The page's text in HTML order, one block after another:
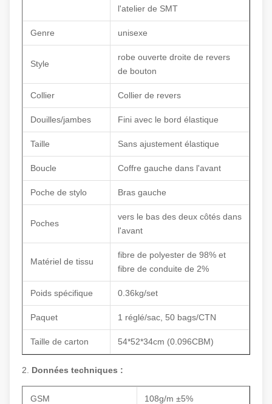
l'atelier de SMT
Genre unisexe
Style
robe ouverte droite de revers
de bouton
Collier Collier de revers
Douilles/jambes Fini avec le bord élastique
Taille Sans ajustement élastique
Boucle Coffre gauche dans l'avant
Poche de stylo Bras gauche
Poches
vers le bas des deux côtés dans
l'avant
Matériel de tissu
fibre de polyester de 98% et
fibre de conduite de 2%
Poids spécifique 0.36kg/set
Paquet 1 réglé/sac, 50 bags/CTN
Taille de carton 54*52*34cm (0.096CBM)
2. Données techniques :
GSM 108g/m ±5%